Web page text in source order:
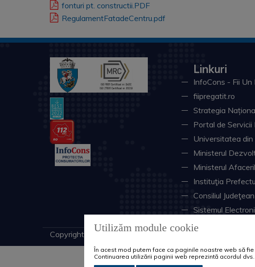
fonturi pt. constructii.PDF
RegulamentFatadeCentru.pdf
Linkuri
InfoCons - Fii Un
fiipregatit.ro
Strategia
Portal de Servicii
Universitatea din
Ministerul
Ministerul
Instituţia
Consiliul
Sistemul
Copyright © 2026 Primăria Municipiului Craiova. Toate
Utilizăm module cookie
În acest mod putem face ca paginile noastre web să
Continuarea utilizării paginii web reprezintă acordul